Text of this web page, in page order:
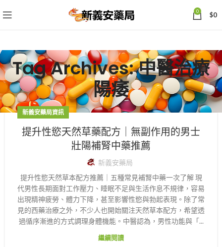
0 $0
Tag Archives: 中醫治療
陽痿
新義安藥局資訊
提升性慾天然草藥配方｜無副作用的男士
壯陽補腎中藥推薦
新義安藥局
提升性慾天然草本配方推薦｜五種常見補腎中藥一次了解 現
代男性長期面對工作壓力、睡眠不足與生活作息不規律，容易
出現精神疲勞、體力下降，甚至影響性慾與勃起表現。除了常
見的西藥治療之外，不少人也開始關注天然草本配方，希望透
過循序漸進的方式調理身體機能。中醫認為，男性功能與「...
繼續閱讀